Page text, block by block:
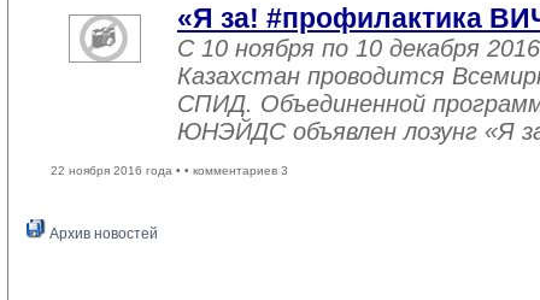
«Я за! #профилактика
С 10 ноября по 10 декабря
Казахстан проводится
СПИД. Объединенной
ЮНЭЙДС объявлен лозунг «Я
22 ноября 2016 года • • комментариев 3
Архив новостей